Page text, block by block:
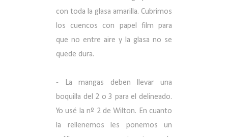
con toda la glasa amarilla. Cubrimos
los cuencos con papel film para
que no entre aire y la glasa no se
quede dura.
- La mangas deben llevar una
boquilla del 2 o 3 para el delineado.
Yo usé la nº 2 de Wilton. En cuanto
la rellenemos les ponemos un